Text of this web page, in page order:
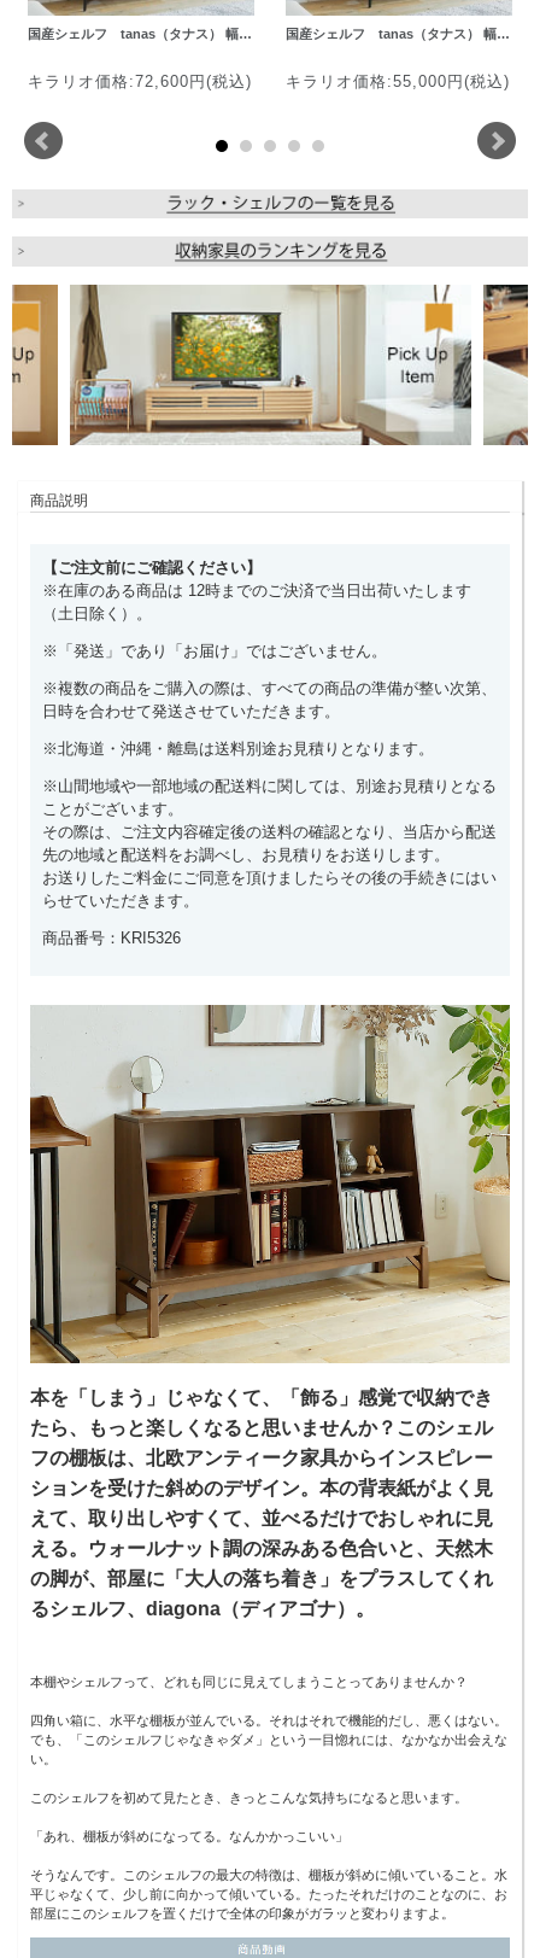
国産シェルフ tanas（タナス） 幅…
キラリオ価格:72,600円(税込)
国産シェルフ tanas（タナス） 幅…
キラリオ価格:55,000円(税込)
商品説明
【ご注文前にご確認ください】
※在庫のある商品は 12時までのご決済で当日出荷いたします
（土日除く）。
※「発送」であり「お届け」ではございません。
※複数の商品をご購入の際は、すべての商品の準備が整い次第、
日時を合わせて発送させていただきます。
※北海道・沖縄・離島は送料別途お見積りとなります。
※山間地域や一部地域の配送料に関しては、別途お見積りとなる
ことがございます。
その際は、ご注文内容確定後の送料の確認となり、当店から配送
先の地域と配送料をお調べし、お見積りをお送りします。
お送りしたご料金にご同意を頂けましたらその後の手続きにはい
らせていただきます。
商品番号：KRI5326
本を「しまう」じゃなくて、「飾る」感覚で収納でき
たら、もっと楽しくなると思いませんか？このシェル
フの棚板は、北欧アンティーク家具からインスピレー
ションを受けた斜めのデザイン。本の背表紙がよく見
えて、取り出しやすくて、並べるだけでおしゃれに見
える。ウォールナット調の深みある色合いと、天然木
の脚が、部屋に「大人の落ち着き」をプラスしてくれ
るシェルフ、diagona（ディアゴナ）。
本棚やシェルフって、どれも同じに見えてしまうことってありませんか？
四角い箱に、水平な棚板が並んでいる。それはそれで機能的だし、悪くはない。
でも、「このシェルフじゃなきゃダメ」という一目惚れには、なかなか出会えな
い。
このシェルフを初めて見たとき、きっとこんな気持ちになると思います。
「あれ、棚板が斜めになってる。なんかかっこいい」
そうなんです。このシェルフの最大の特徴は、棚板が斜めに傾いていること。水
平じゃなくて、少し前に向かって傾いている。たったそれだけのことなのに、お
部屋にこのシェルフを置くだけで全体の印象がガラッと変わりますよ。